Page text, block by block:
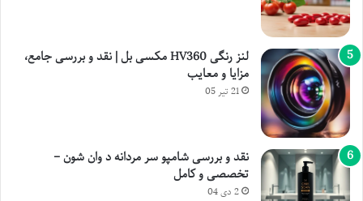
لنز رنگی HV360 مکسی بل | نقد و بررسی جامع،
مزایا و معایب
21 تیر 05
نقد و بررسی شامپو سر مردانه د وان شون –
تخصصی و کامل
2 دی 04